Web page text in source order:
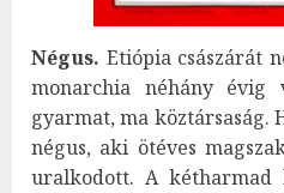
Négus. Etiópia császárát
monarchia néhány évig
gyarmat, ma köztársaság.
négus, aki ötéves
uralkodott. A kétharmad